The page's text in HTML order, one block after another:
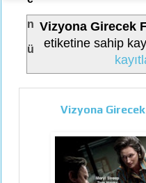
n
ü
Vizyona Girecek
etiketine sahip
Vizyona